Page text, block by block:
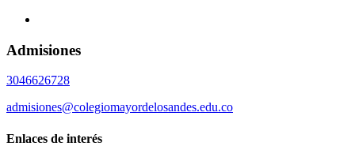
Admisiones
3046626728
admisiones@colegiomayordelosandes.edu.co
Enlaces de interés